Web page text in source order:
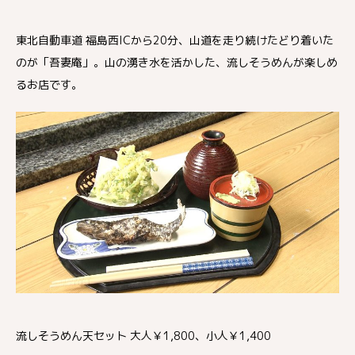
東北自動車道 福島西ICから20分、山道を走り続けたどり着いた
のが「吾妻庵」。山の湧き水を活かした、流しそうめんが楽しめ
るお店です。
流しそうめん天セット 大人￥1,800、小人￥1,400